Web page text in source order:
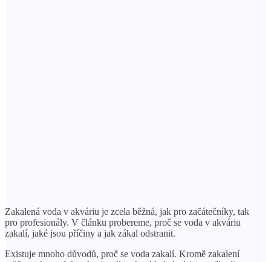
Zakalená voda v akváriu je zcela běžná, jak pro začátečníky, tak
pro profesionály. V článku probereme, proč se voda v akváriu
zakalí, jaké jsou příčiny a jak zákal odstranit.
Existuje mnoho důvodů, proč se voda zakalí. Kromě zakalení